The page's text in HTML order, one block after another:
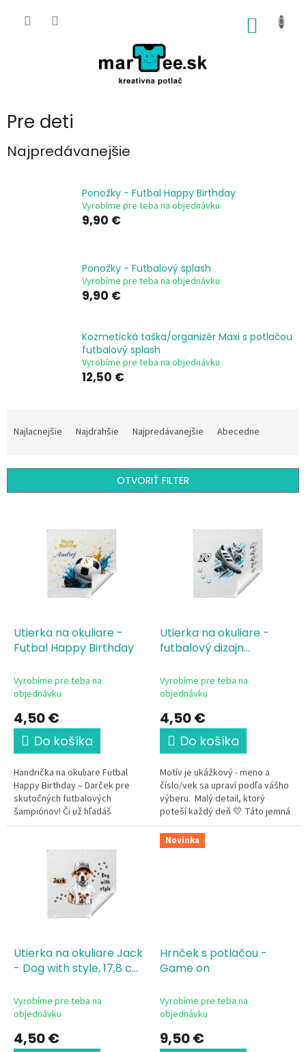
Pre deti
Najpredávanejšie
Ponožky - Futbal Happy Birthday
Vyrobíme pre teba na objednávku
9,90 €
Ponožky - Futbalový splash
Vyrobíme pre teba na objednávku
9,90 €
Kozmetická taška/organizér Maxi s potlačou
futbalový splash
Vyrobíme pre teba na objednávku
12,50 €
a
i
o
Najlacnejšie Najdrahšie Najpredávanejšie Abecedne
OTVORIŤ FILTER
d
o
Utierka na okuliare -
Futbal Happy Birthday
Vyrobíme pre teba na
objednávku
4,50 €
Do košíka
Handrička na okuliare Futbal
Happy Birthday – Darček pre
skutočných futbalových
šampiónov! Či už hľadáš
dokonalý narodeninový darček
tímu, alebo...
Utierka na okuliare -
futbalový dizajn
Vyrobíme pre teba na
objednávku
4,50 €
Do košíka
Motív je ukážkový - meno a
číslo/vek sa upraví podľa vášho
výberu. Malý detail, ktorý
poteší každý deň 💛 Táto jemná
a mäkká utierka z mikrovlákna
pre malého aj...
Utierka na okuliare Jack
- Dog with style, 17,8 cm
Vyrobíme pre teba na
objednávku
4,50 €
Novinka
Hrnček s potlačou -
Game on
Vyrobíme pre teba na
objednávku
9,50 €